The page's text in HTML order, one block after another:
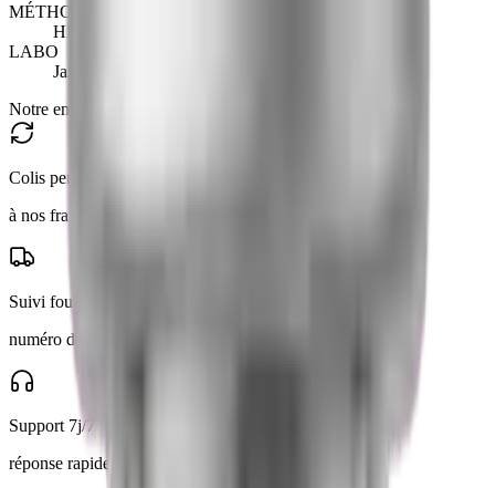
MÉTHODE
HPLC
LABO
Janoshik · labo tiers
Notre engagement
Colis perdu = réexpédié
à nos frais, même adresse
Suivi fourni
numéro de tracking par email
Support 7j/7
réponse rapide via Telegram